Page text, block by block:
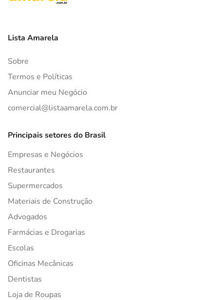
Lista Amarela
Sobre
Termos e Políticas
Anunciar meu Negócio
comercial@listaamarela.com.br
Principais setores do Brasil
Empresas e Negócios
Restaurantes
Supermercados
Materiais de Construção
Advogados
Farmácias e Drogarias
Escolas
Oficinas Mecânicas
Dentistas
Loja de Roupas